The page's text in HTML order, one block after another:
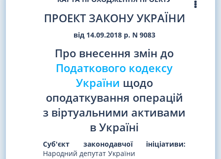
ПРОЕКТ ЗАКОНУ УКРАЇНИ
від 14.09.2018 р. N 9083
Про внесення змін до
Податкового кодексу
України щодо
оподаткування операцій
з віртуальними активами
в Україні
Суб'єкт законодавчої ініціативи:
Народний депутат України